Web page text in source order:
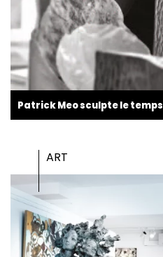
Patrick Meo sculpte le temps
ART